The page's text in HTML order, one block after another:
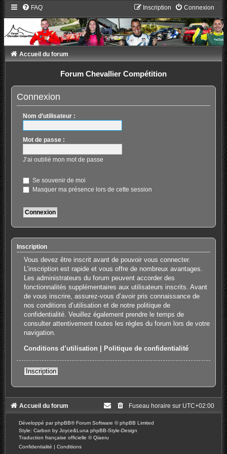
FAQ Connexion
Inscription
Accueil du forum
Forum Chevallier Compétition
Connexion
Nom d’utilisateur :
Mot de passe :
J’ai oublié mon mot de passe
Se souvenir de moi
Masquer ma présence lors de cette session
Inscription
Vous devez être inscrit avant de pouvoir vous connecter.
L’inscription est rapide et vous offre de nombreux avantages.
Les administrateurs du forum peuvent accorder des
fonctionnalités supplémentaires aux utilisateurs inscrits. Avant
de vous inscrire, assurez-vous d’avoir pris connaissance de
nos conditions d’utilisation et de notre politique de
confidentialité. Veuillez également prendre le temps de
consulter attentivement toutes les règles du forum lors de votre
navigation.
Conditions d’utilisation Politique de confidentialité
Inscription
Accueil du forum Fuseau horaire sur UTC+02:00
Développé parphpBB® Forum Software © phpBB Limited
Style: Carbon by Joyce&Luna phpBB-Style-Design
Traduction française officielle ©Qiaeru
Confidentialité | Conditions